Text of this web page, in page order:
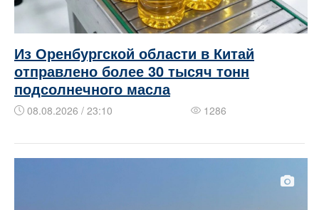
Из Оренбургской области в Китай
отправлено более 30 тысяч тонн
подсолнечного масла
08.08.2026 / 23:10 1286